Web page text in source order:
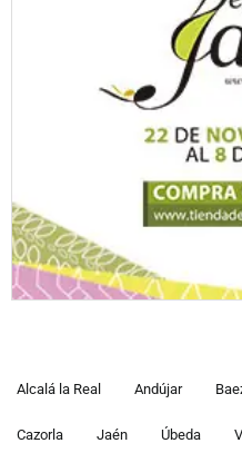
Alcalá la Real Andújar
Cazorla Jaén Úbeda